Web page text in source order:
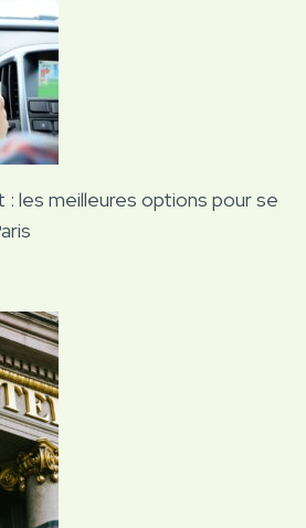
les meilleures options pour se